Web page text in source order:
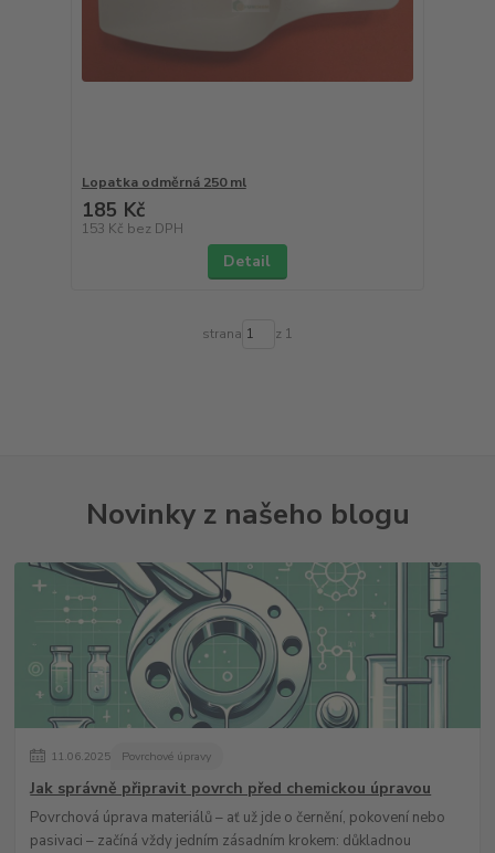
Lopatka odměrná 250 ml
185 Kč
153 Kč bez DPH
Detail
strana z 1
Novinky z našeho blogu
11.06.2025 Povrchové úpravy
Jak správně připravit povrch před chemickou úpravou
Povrchová úprava materiálů – ať už jde o černění, pokovení nebo
pasivaci – začíná vždy jedním zásadním krokem: důkladnou